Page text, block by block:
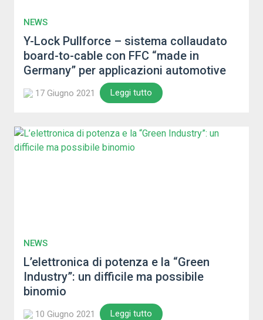
NEWS
Y-Lock Pullforce – sistema collaudato
board-to-cable con FFC “made in
Germany” per applicazioni automotive
17 Giugno 2021 Leggi tutto
NEWS
L’elettronica di potenza e la “Green
Industry”: un difficile ma possibile
binomio
10 Giugno 2021 Leggi tutto